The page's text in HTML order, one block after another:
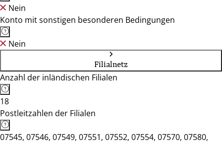
Nein
Konto mit sonstigen besonderen Bedingungen
Nein
Filialnetz
Anzahl der inländischen Filialen
18
Postleitzahlen der Filialen
07545, 07546, 07549, 07551, 07552, 07554, 07570, 07580,